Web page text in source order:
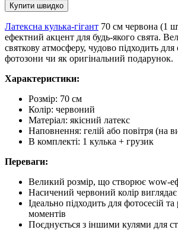
Купити швидко
Латексна кулька-гігант 70 см червона (1
ефектний акцент для будь-якого свята.
святкову атмосферу, чудово підходить
фотозони чи як оригінальний подарунок.
Характеристики:
Розмір: 70 см
Колір: червоний
Матеріал: якісний латекс
Наповнення: гелій або повітря (на
В комплекті: 1 кулька + грузик
Переваги:
Великий розмір, що створює wow-
Насичений червоний колір
Ідеально підходить для фотосесій
моментів
Поєднується з іншими кулями для